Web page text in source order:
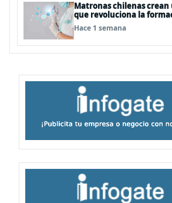
Matronas chilenas
que revoluciona la
simuladores inteligentes
Hace 1 semana